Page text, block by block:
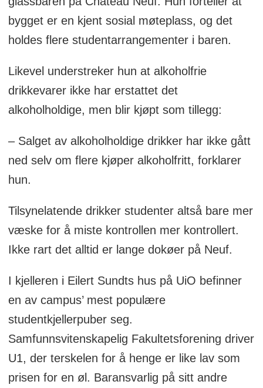
bygget er en kjent sosial møteplass, og det
holdes flere studentarrangementer i baren.
Likevel understreker hun at alkoholfrie
drikkevarer ikke har erstattet det
alkoholholdige, men blir kjøpt som tillegg:
– Salget av alkoholholdige drikker har ikke gått
ned selv om flere kjøper alkoholfritt, forklarer
hun.
Tilsynelatende drikker studenter altså bare mer
væske for å miste kontrollen mer kontrollert.
Ikke rart det alltid er lange dokøer på Neuf.
I kjelleren i Eilert Sundts hus på UiO befinner
en av campus’ mest populære
studentkjellerpuber seg.
Samfunnsvitenskapelig Fakultetsforening driver
U1, der terskelen for å henge er like lav som
prisen for en øl. Baransvarlig på sitt andre